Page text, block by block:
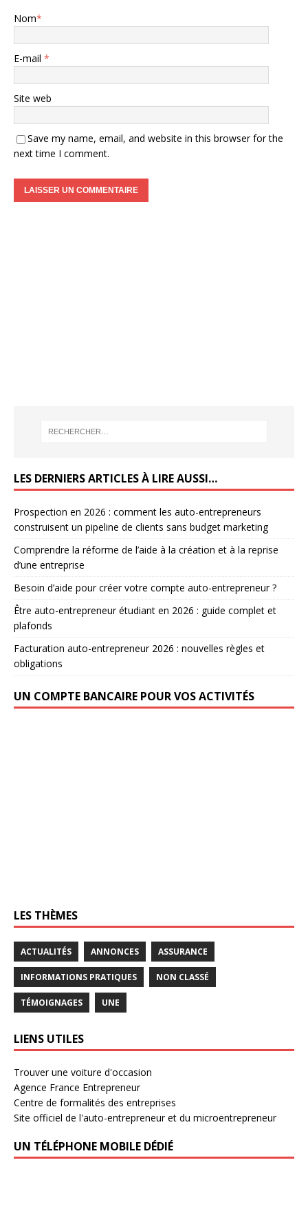
Nom*
E-mail *
Site web
Save my name, email, and website in this browser for the
next time I comment.
LES DERNIERS ARTICLES À LIRE AUSSI…
Prospection en 2026 : comment les auto-entrepreneurs
construisent un pipeline de clients sans budget marketing
Comprendre la réforme de l’aide à la création et à la reprise
d’une entreprise
Besoin d’aide pour créer votre compte auto-entrepreneur ?
Être auto-entrepreneur étudiant en 2026 : guide complet et
plafonds
Facturation auto-entrepreneur 2026 : nouvelles règles et
obligations
UN COMPTE BANCAIRE POUR VOS ACTIVITÉS
LES THÈMES
ACTUALITÉS ANNONCES ASSURANCE
INFORMATIONS PRATIQUES NON CLASSÉ
TÉMOIGNAGES UNE
LIENS UTILES
Trouver une voiture d'occasion
Agence France Entrepreneur
Centre de formalités des entreprises
Site officiel de l'auto-entrepreneur et du microentrepreneur
UN TÉLÉPHONE MOBILE DÉDIÉ